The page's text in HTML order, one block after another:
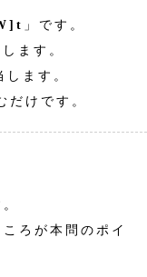
」です。
ます。
します。
けです。
ろが本問のポイ